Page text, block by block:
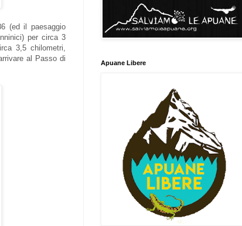
(ed il paesaggio
per circa 3
3,5 chilometri,
al Passo di
Apuane Libere